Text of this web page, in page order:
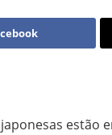
estão